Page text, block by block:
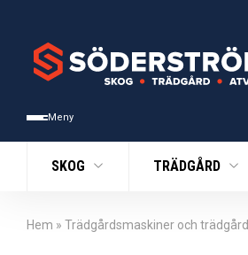
Meny
SKOG
TRÄDGÅRD
Hem » Trädgårdsmaskiner och